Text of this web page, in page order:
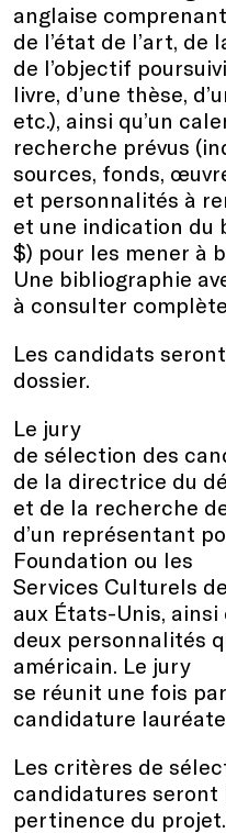
anglaise
de l’état de l’art, de
de l’objectif
livre, d’une thèse,
etc.), ainsi qu’un
recherche prévus
sources, fonds,
et personnalités à
et une indication du
$) pour les mener à
Une bibliographie
à consulter
Les candidats
dossier.
Le jury
de sélection des
de la directrice du
et de la recherche
d’un représentant
Foundation ou les
Services Culturels
aux États-Unis, ainsi
deux personnalités
américain. Le jury
se réunit une fois
candidature
Les critères de
candidatures seront
pertinence du projet.